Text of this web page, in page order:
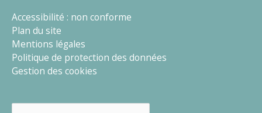
Accessibilité : non conforme
Plan du site
Mentions légales
Politique de protection des données
Gestion des cookies